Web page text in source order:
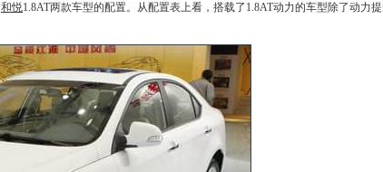
和悦1.8AT两款车型的配置。从配置表上看，搭载了1.8AT动力的车型除了动力